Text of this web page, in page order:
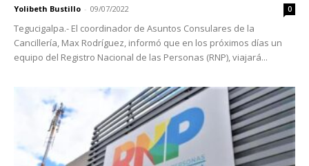
Yolibeth Bustillo - 09/07/2022 0
Tegucigalpa.- El coordinador de Asuntos Consulares de la
Cancillería, Max Rodríguez, informó que en los próximos días un
equipo del Registro Nacional de las Personas (RNP), viajará...